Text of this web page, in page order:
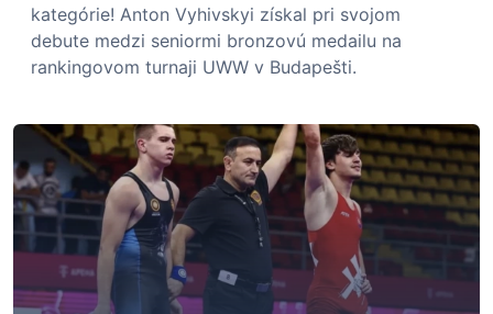
kategórie! Anton Vyhivskyi získal pri svojom
debute medzi seniormi bronzovú medailu na
rankingovom turnaji UWW v Budapešti.